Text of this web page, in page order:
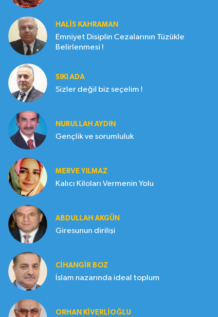
HALIS KAHRAMAN
Emniyet Disiplin Cezalarının Tüzükle
Belirlenmesi !
SIKI ADA
Sizler değil biz seçelim !
NURULLAH AYDIN
Gençlik ve sorumluluk
MERVE YILMAZ
Kalıcı Kiloları Vermenin Yolu
ABDULLAH AKGÜN
Giresunun dirilişi
CIHANGIR BOZ
İslam nazarında ideal toplum
ORHAN KIVERLIOĞLU